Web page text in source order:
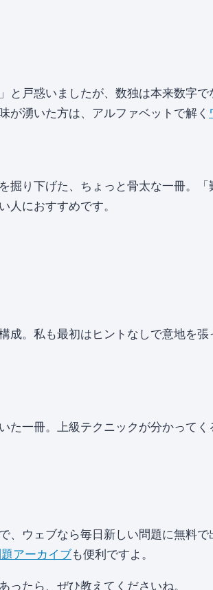
戸惑いましたが、数独は本来数字
が湧いた方は、アルファベットで解く
下げた、ちょっと骨太な一冊。
人におすすめです。
。私も最初はヒントなしで意地を
一冊。上級テクニックが分かって
ウェブなら毎日新しい問題に無料
アーカイブも便利ですよ。
たら、ぜひ教えてくださいね。